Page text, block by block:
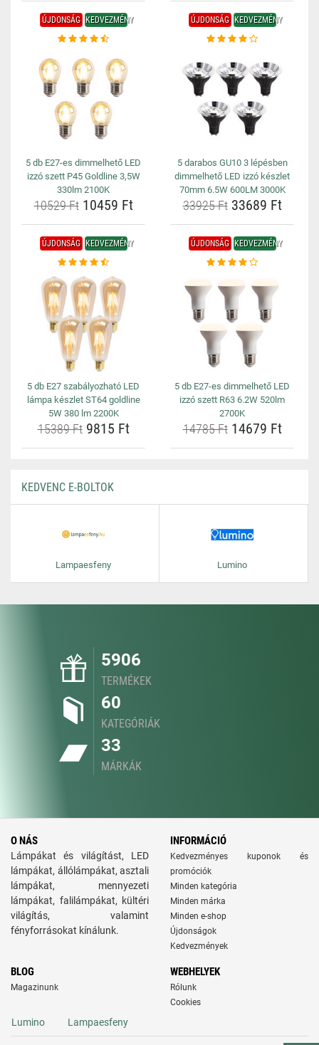
ÚJDONSÁG KEDVEZMÉNY
5 db E27-es dimmelhető LED
izzó szett P45 Goldline 3,5W
330lm 2100K
10529 Ft10459 Ft
ÚJDONSÁG KEDVEZMÉNY
5 darabos GU10 3 lépésben
dimmelhető LED izzó készlet
70mm 6.5W 600LM 3000K
33925 Ft33689 Ft
ÚJDONSÁG KEDVEZMÉNY
5 db E27 szabályozható LED
lámpa készlet ST64 goldline
5W 380 lm 2200K
15389 Ft9815 Ft
ÚJDONSÁG KEDVEZMÉNY
5 db E27-es dimmelhető LED
izzó szett R63 6.2W 520lm
2700K
14785 Ft14679 Ft
KEDVENC E-BOLTOK
Lampaesfeny Lumino
5906
TERMÉKEK
60
KATEGÓRIÁK
33
MÁRKÁK
O NÁS
Lámpákat és világítást, LED
lámpákat, állólámpákat, asztali
lámpákat, mennyezeti
lámpákat, falilámpákat, kültéri
világítás, valamint
fényforrásokat kínálunk.
INFORMÁCIÓ
Kedvezményes kuponok és
promóciók
Minden kategória
Minden márka
Minden e-shop
Újdonságok
Kedvezmények
BLOG
Magazinunk
WEBHELYEK
Rólunk
Cookies
Lumino Lampaesfeny